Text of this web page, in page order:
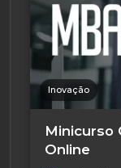
Inovação
Minicurso
Online